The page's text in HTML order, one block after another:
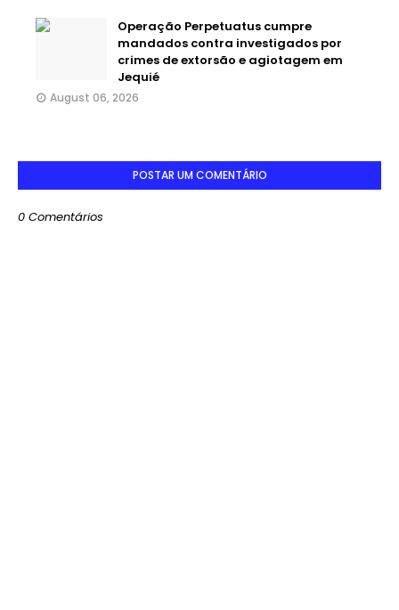
Operação Perpetuatus cumpre
mandados contra investigados por
crimes de extorsão e agiotagem em
Jequié
August 06, 2026
POSTAR UM COMENTÁRIO
0 Comentários